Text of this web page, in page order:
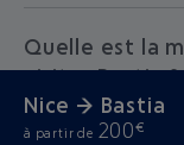
Nice → Bastia
à partir de 200€
Quelle est la
visiter Bastia ?